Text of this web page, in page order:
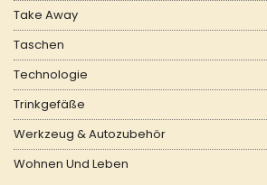
Take Away
Taschen
Technologie
Trinkgefäße
Werkzeug & Autozubehör
Wohnen Und Leben